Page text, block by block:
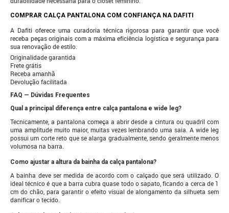
COMPRAR CALÇA PANTALONA COM CONFIANÇA NA DAFITI
A Dafiti oferece uma curadoria técnica rigorosa para garantir que você
receba peças originais com a máxima eficiência logística e segurança para
sua renovação de estilo.
Originalidade garantida
Frete grátis
Receba amanhã
Devolução facilitada
FAQ — Dúvidas Frequentes
Qual a principal diferença entre calça pantalona e wide leg?
Tecnicamente, a pantalona começa a abrir desde a cintura ou quadril com
uma amplitude muito maior, muitas vezes lembrando uma saia. A wide leg
possui um corte reto que se alarga gradualmente, sendo geralmente menos
volumosa na barra.
Como ajustar a altura da bainha da calça pantalona?
A bainha deve ser medida de acordo com o calçado que será utilizado. O
ideal técnico é que a barra cubra quase todo o sapato, ficando a cerca de 1
cm do chão, para garantir o efeito visual de alongamento da silhueta sem
danificar o tecido.